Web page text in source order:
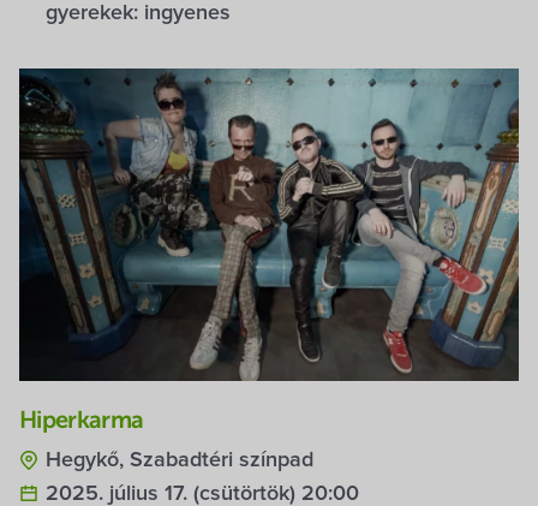
gyerekek: ingyenes
Hiperkarma
Hegykő, Szabadtéri színpad
2025. július 17. (csütörtök) 20:00